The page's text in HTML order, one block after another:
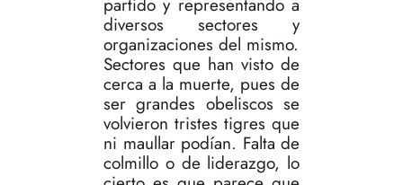
partido y representando a
diversos sectores y
organizaciones del mismo.
Sectores que han visto de
cerca a la muerte, pues de
ser grandes obeliscos se
volvieron tristes tigres que
ni maullar podían. Falta de
colmillo o de liderazgo, lo